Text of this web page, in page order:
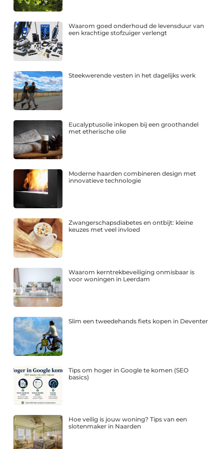
Waarom goed onderhoud de levensduur van
een krachtige stofzuiger verlengt
Steekwerende vesten in het dagelijks werk
Eucalyptusolie inkopen bij een groothandel
met etherische olie
Moderne haarden combineren design met
innovatieve technologie
Zwangerschapsdiabetes en ontbijt: kleine
keuzes met veel invloed
Waarom kerntrekbeveiliging onmisbaar is
voor woningen in Leerdam
Slim een tweedehands fiets kopen in Deventer
Tips om hoger in Google te komen (SEO
basics)
Hoe veilig is jouw woning? Tips van een
slotenmaker in Naarden